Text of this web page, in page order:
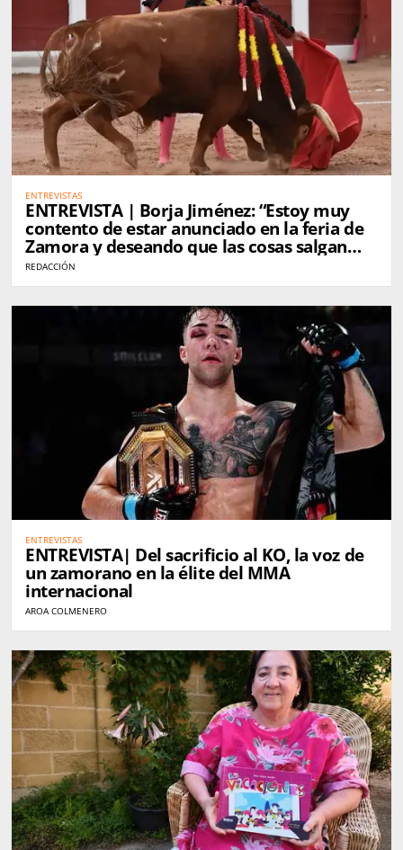
ENTREVISTAS
ENTREVISTA | Borja Jiménez: “Estoy muy
contento de estar anunciado en la feria de
Zamora y deseando que las cosas salgan
bien”
REDACCIÓN
ENTREVISTAS
ENTREVISTA| Del sacrificio al KO, la voz de
un zamorano en la élite del MMA
internacional
AROA COLMENERO